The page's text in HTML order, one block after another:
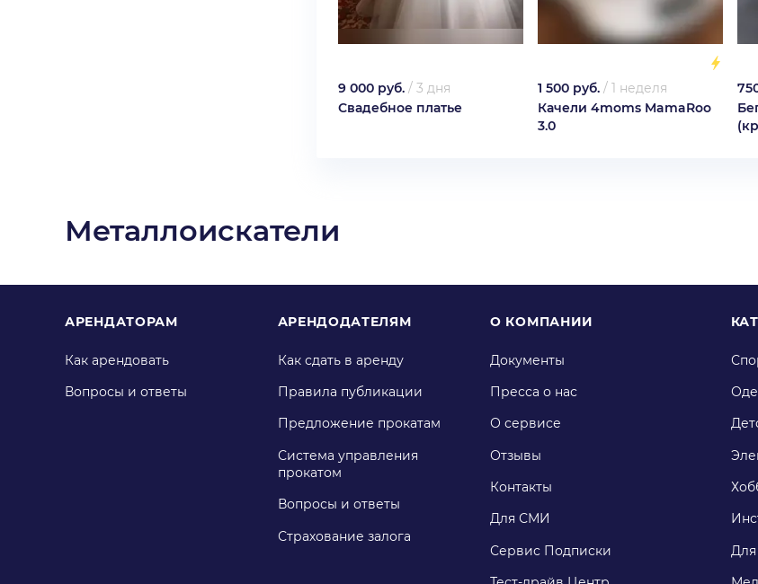
9 000 руб. / 3 дня
Свадебное платье
1 500 руб. / 1 неделя
Качели 4moms MamaRoo
3.0
Металлоискатели
АРЕНДАТОРАМ
Как арендовать
Вопросы и ответы
АРЕНДОДАТЕЛЯМ
Как сдать в аренду
Правила публикации
Предложение прокатам
Система управления
прокатом
Вопросы и ответы
Страхование залога
О КОМПАНИИ
Документы
Пресса о нас
О сервисе
Отзывы
Контакты
Для СМИ
Сервис Подписки